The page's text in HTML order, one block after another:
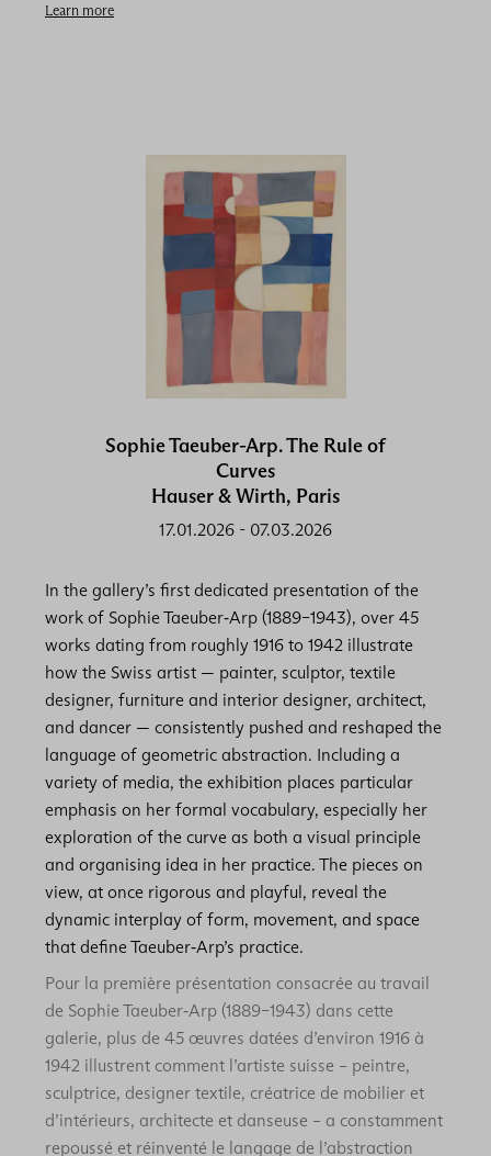
Learn more
Sophie Taeuber-Arp. The Rule of
Curves
Hauser & Wirth, Paris
17.01.2026 - 07.03.2026
In the gallery’s first dedicated presentation of the
work of Sophie Taeuber‑Arp (1889–1943), over 45
works dating from roughly 1916 to 1942 illustrate
how the Swiss artist — painter, sculptor, textile
designer, furniture and interior designer, architect,
and dancer — consistently pushed and reshaped the
language of geometric abstraction. Including a
variety of media, the exhibition places particular
emphasis on her formal vocabulary, especially her
exploration of the curve as both a visual principle
and organising idea in her practice. The pieces on
view, at once rigorous and playful, reveal the
dynamic interplay of form, movement, and space
that define Taeuber‑Arp’s practice.
Pour la première présentation consacrée au travail
de Sophie Taeuber‑Arp (1889–1943) dans cette
galerie, plus de 45 œuvres datées d’environ 1916 à
1942 illustrent comment l’artiste suisse – peintre,
sculptrice, designer textile, créatrice de mobilier et
d’intérieurs, architecte et danseuse – a constamment
repoussé et réinventé le langage de l’abstraction